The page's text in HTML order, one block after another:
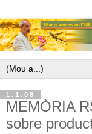
1.1.08
MEMÒRIA
sobre